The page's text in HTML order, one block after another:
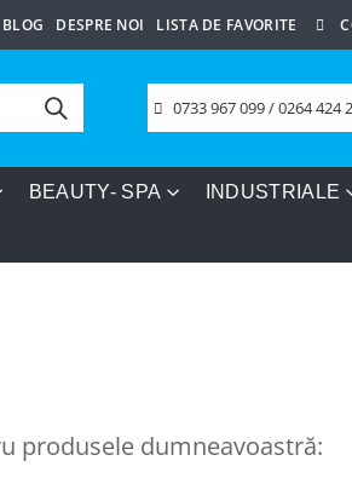
BLOG DESPRE NOI LISTA DE FAVORITE
0733 967 099 / 0264 424
BEAUTY- SPA INDUSTRIALE
produsele dumneavoastră: